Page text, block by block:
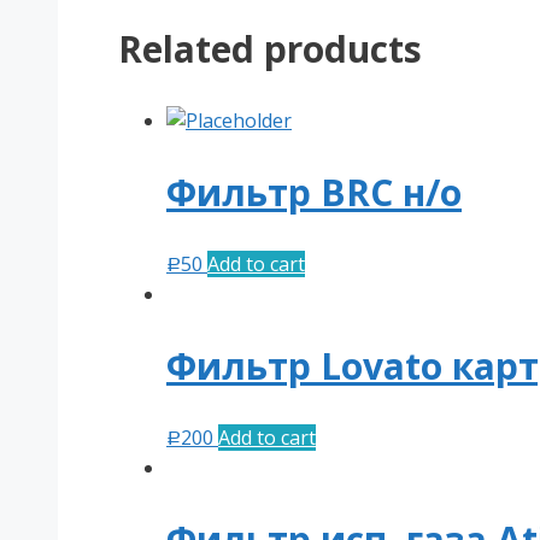
(8/8)
quantity
Related products
Фильтр BRC н/о
Р50 Add to cart
Фильтр Lovato
Р200 Add to cart